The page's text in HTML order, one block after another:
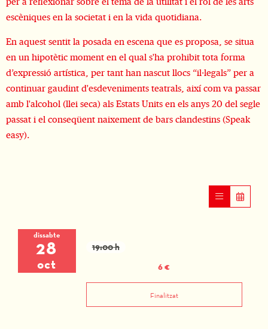
escèniques en la societat i en la vida quotidiana.
En aquest sentit la posada en escena que es proposa, se situa
en un hipotètic moment en el qual s'ha prohibit tota forma
d’expressió artística, per tant han nascut llocs “il·legals” per a
continuar gaudint d'esdeveniments teatrals, així com va passar
amb l'alcohol (llei seca) als Estats Units en els anys 20 del segle
passat i el conseqüent naixement de bars clandestins (Speak
easy).
dissabte
28
oct
19:00 h
6 €
Finalitzat